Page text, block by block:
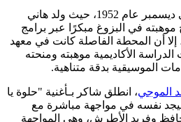
وتعود جذور هذه المسيرة إلى ديسمبر عام 1952، حيث ولد هاني
موهبته في البزوغ مبكرًا عبر برامج
إلا أن المحطة الفاصلة كانت في معهد
الأكاديمية موهبته ومنحته
الموسيقية بدقة متناهية.
الموجي، انطلق شاكر بـأغنية "حلوة يا
نفسه في مواجهة مباشرة مع
وفريد الأطرش، وهي المواجهة